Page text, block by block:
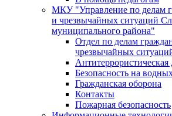
МКУ "Управление по делам
и чрезвычайных ситуаций
муниципального района"
Отдел по делам
чрезвычайных
Антитеррористическая
Безопасность на
Гражданская оборона
Контакты
Пожарная безопасность